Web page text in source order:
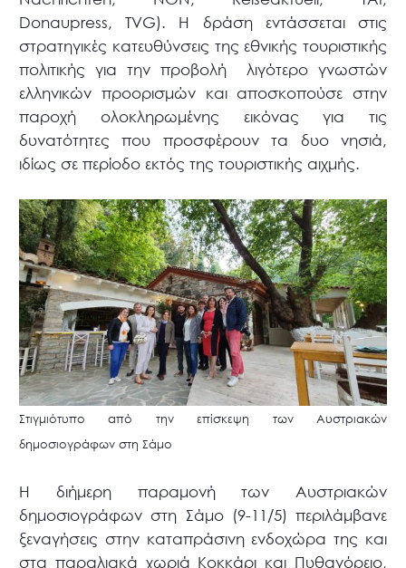
Donaupress, TVG). Η δράση εντάσσεται στις
στρατηγικές κατευθύνσεις της εθνικής τουριστικής
πολιτικής για την προβολή λιγότερο γνωστών
ελληνικών προορισμών και αποσκοπούσε στην
παροχή ολοκληρωμένης εικόνας για τις
δυνατότητες που προσφέρουν τα δυο νησιά,
ιδίως σε περίοδο εκτός της τουριστικής αιχμής.
Στιγμιότυπο από την επίσκεψη των Αυστριακών
δημοσιογράφων στη Σάμο
Η διήμερη παραμονή των Αυστριακών
δημοσιογράφων στη Σάμο (9-11/5) περιλάμβανε
ξεναγήσεις στην καταπράσινη ενδοχώρα της και
στα παραλιακά χωριά Κοκκάρι και Πυθαγόρειο,